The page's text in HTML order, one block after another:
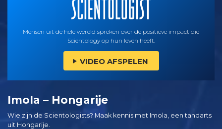
Mensen uit de hele wereld spreken over de positieve impact die
Scientology op hun leven heeft.
VIDEO AFSPELEN
Imola – Hongarije
Wie zijn de Scientologists? Maak kennis met Imola, een tandarts
uit Hongarije.